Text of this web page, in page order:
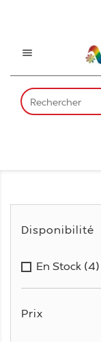

Disponibilité
En Stock (4)
Prix